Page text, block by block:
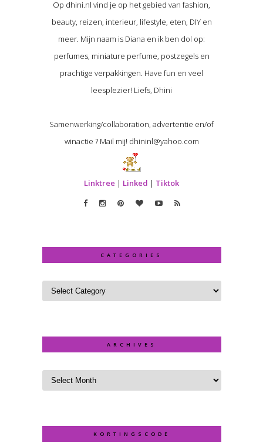
Op dhini.nl vind je op het gebied van fashion,
beauty, reizen, interieur, lifestyle, eten, DIY en
meer. Mijn naam is Diana en ik ben dol op:
perfumes, miniature perfume, postzegels en
prachtige verpakkingen. Have fun en veel
leesplezier! Liefs, Dhini
Samenwerking/collaboration, advertentie en/of
winactie ? Mail mij! dhininl@yahoo.com
Linktree | Linked | Tiktok
CATEGORIES
ARCHIVES
KORTINGSCODE